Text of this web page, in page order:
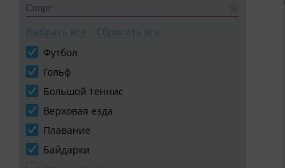
Спорт
Выбрать все
Сбросить все
Футбол
Гольф
Большой теннис
Верховая езда
Плавание
Байдарки